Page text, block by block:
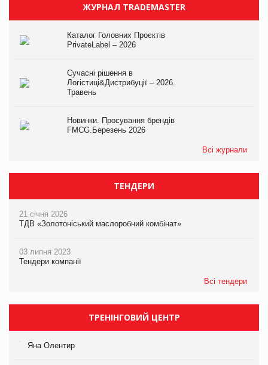
ЖУРНАЛ TRADEMASTER
Каталог Головних Проєктів
PrivateLabel – 2026
Сучасні рішення в
Логістиці&Дистрибуції – 2026.
Травень
Новинки. Просування брендів
FMCG.Березень 2026
Всі журнали
ТЕНДЕРИ
21 січня 2026
ТДВ «Золотоніський маслоробний комбінат»
03 липня 2023
Тендери компанії
Всі тендери
ТРЕНІНГОВИЙ ЦЕНТР
Яна Олентир